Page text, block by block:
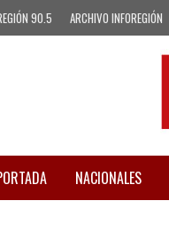
90.5 ARCHIVO INFOREGIÓN
NACIONALES